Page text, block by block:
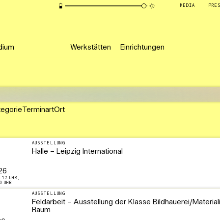
MEDIA
Werkstätten Einrichtungen
TerminartOrt
UHR,
UHR
AUSSTELLUNG
Halle – Leipzig International
AUSSTELLUNG
Feldarbeit – Ausstellung der Klasse Bildhauerei/
Raum